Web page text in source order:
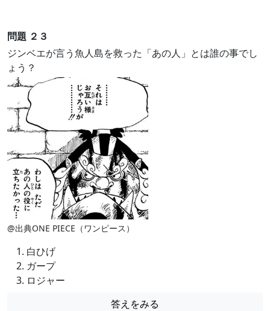
問題 ２３
ジンベエが言う魚人島を救った「あの人」とは誰の事でし
ょう？
@出典ONE PIECE（ワンピース）
白ひげ
ガープ
ロジャー
答えをみる